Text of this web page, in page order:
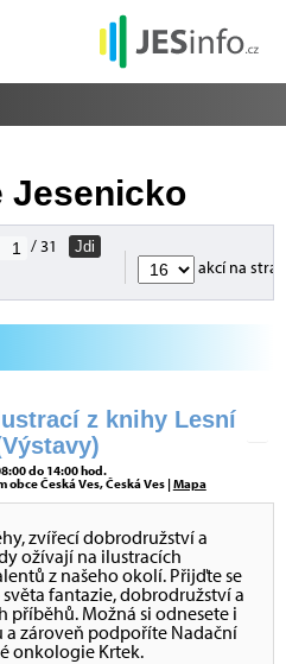
Jesenicko
/ 31
Jdi
akcí na
z knihy Lesní
do 14:00 hod.
obce Česká Ves, Česká Ves |Mapa
zvířecí dobrodružství a
ožívají na ilustracích
z našeho okolí. Přijďte se
fantazie, dobrodružství a
příběhů. Možná si odnesete i
a zároveň podpoříte Nadační
onkologie Krtek.